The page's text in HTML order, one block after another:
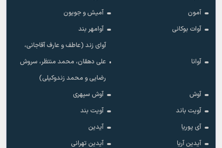
آمون
آمیش و جویون
آوات بوکانی
آوامهر بند
آوانا
آوای زند (عاطف و عارف آقاجانی،
علی دهقان، محمد منتظر، سروش
رضایی و محمد زندوکیلی)
آوش
آوش سپهری
آویت باند
آویت بند
آی پوریا
آیدین
آیدین آریا
آیدین تهرانی